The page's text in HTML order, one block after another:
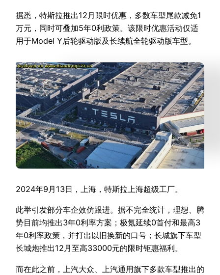
据悉，特斯拉推出12月限时优惠，多数车型尾款减免1
万元，同时可叠加5年0利政策。该限时优惠活动仅适
用于Model Y后轮驱动版及长续航全轮驱动版车型。
2024年9月13日，上海，特斯拉上海超级工厂。
此举引发部分车企效仿跟进。据不完全统计，理想、腾
势目前均推出3年0利率方案；极氪延续0首付和最高3
年0利率政策，并打出以旧换新的口号；长城旗下车型
长城炮推出12月至高33000元的限时钜惠福利。
而在此之前，上汽大众、上汽通用旗下多款车型推出的